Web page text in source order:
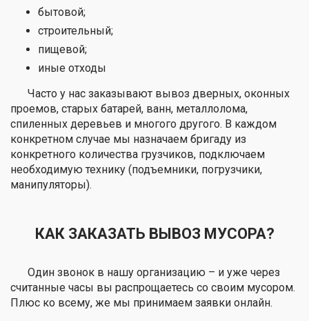
бытовой;
строительный;
пищевой;
иные отходы
Часто у нас заказывают вывоз дверных, оконных
проемов, старых батарей, ванн, металлолома,
спиленных деревьев и многого другого. В каждом
конкретном случае мы назначаем бригаду из
конкретного количества грузчиков, подключаем
необходимую технику (подъемники, погрузчики,
манипуляторы).
КАК ЗАКАЗАТЬ ВЫВОЗ МУСОРА?
Один звонок в нашу организацию – и уже через
считанные часы вы распрощаетесь со своим мусором.
Плюс ко всему, же мы принимаем заявки онлайн.